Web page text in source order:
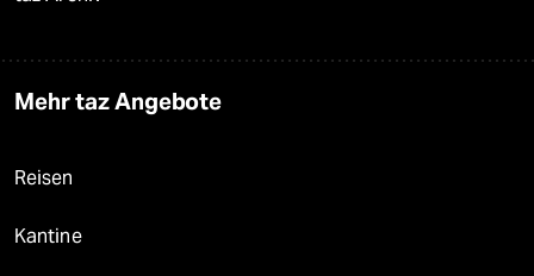
Mehr taz Angebote
Reisen
Kantine